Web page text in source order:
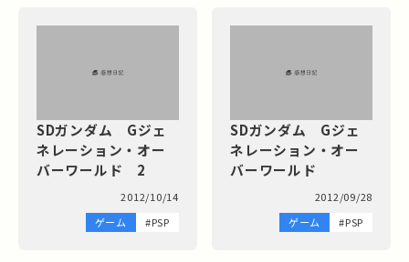
SDガンダム Gジェ
ネレーション・オー
バーワールド 2
2012/10/14
ゲーム
#PSP
SDガンダム Gジェ
ネレーション・オー
バーワールド
2012/09/28
ゲーム
#PSP